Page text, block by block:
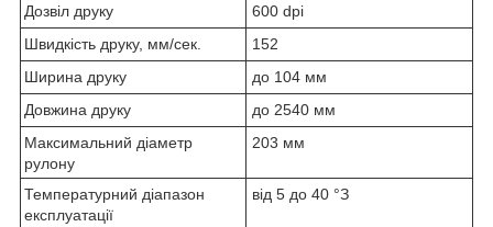
Дозвіл друку
600 dpi
Швидкість друку, мм/сек.
152
Ширина друку
до 104 мм
Довжина друку
до 2540 мм
Максимальний діаметр
рулону
203 мм
Температурний діапазон
експлуатації
від 5 до 40 °З